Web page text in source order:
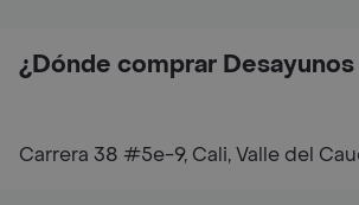
¿Dónde comprar Desayunos
Carrera 38 #5e-9, Cali, Valle del